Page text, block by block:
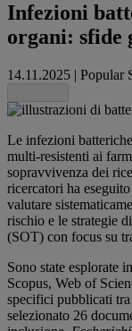
Infezioni
organi: sfide
14.11.2025 | Popular
Le infezioni
multi-resistenti ai
sopravvivenza dei
ricercatori ha
valutare
rischio e le strategie
(SOT) con focus su
Sono state esplorate
Scopus, Web of
specifici pubblicati
selezionato 26